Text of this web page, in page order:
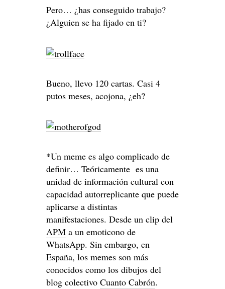
Pero… ¿has conseguido trabajo?
¿Alguien se ha fijado en ti?
Bueno, llevo 120 cartas. Casi 4
putos meses, acojona, ¿eh?
*Un meme es algo complicado de
definir… Teóricamente es una
unidad de información cultural con
capacidad autorreplicante que puede
aplicarse a distintas
manifestaciones. Desde un clip del
APM a un emoticono de
WhatsApp. Sin embargo, en
España, los memes son más
conocidos como los dibujos del
blog colectivo Cuanto Cabrón.